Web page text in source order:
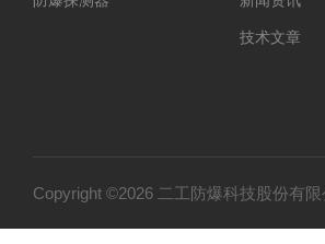
技术文章
Copyright ©2026 二工防爆科技股份有